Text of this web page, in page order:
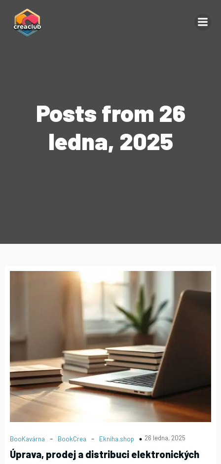
Posts from 26
ledna, 2025
BooKavárna - BookCrea - Ekniha.shop 26 ledna, 2025
Úprava, prodej a distribuci elektronických